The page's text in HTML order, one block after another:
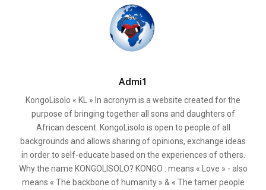
Admi1
KongoLisolo « KL » In acronym is a website created for the
purpose of bringing together all sons and daughters of
African descent. KongoLisolo is open to people of all
backgrounds and allows sharing of opinions, exchange ideas
in order to self-educate based on the experiences of others.
Why the name KONGOLISOLO? KONGO : means « Love » - also
means « The backbone of humanity » & « The tamer people